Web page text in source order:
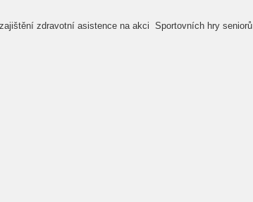
zdravotní asistence na akci Sportovních hry seniorů